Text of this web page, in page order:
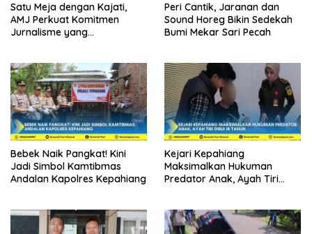
Satu Meja dengan Kajati,
AMJ Perkuat Komitmen
Jurnalisme yang
Peri Cantik, Jaranan dan
Sound Horeg Bikin Sedekah
Bumi Mekar Sari Pecah
Bebek Naik Pangkat! Kini
Jadi Simbol Kamtibmas
Andalan Kapolres Kepahiang
Kejari Kepahiang
Maksimalkan Hukuman
Predator Anak, Ayah Tiri